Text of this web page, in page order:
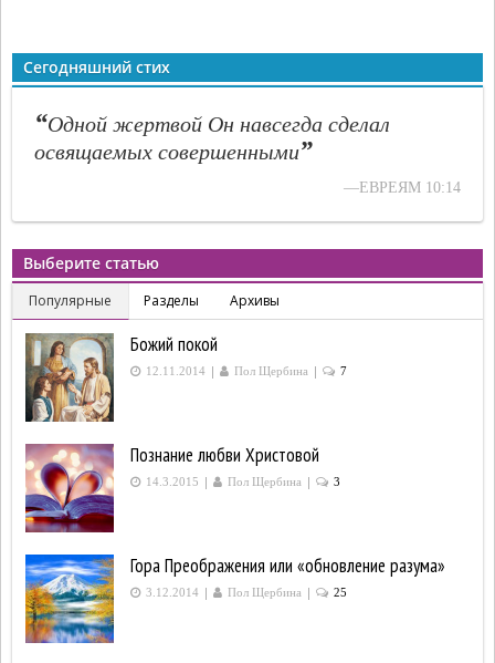
Сегодняшний стих
“Одной жертвой Он навсегда сделал
освящаемых совершенными”
—ЕВРЕЯМ 10:14
Выберите статью
Популярные Разделы Архивы
Божий покой
12.11.2014 | Пол Щербина | 7
Познание любви Христовой
14.3.2015 | Пол Щербина | 3
Гора Преображения или «обновление разума»
3.12.2014 | Пол Щербина | 25